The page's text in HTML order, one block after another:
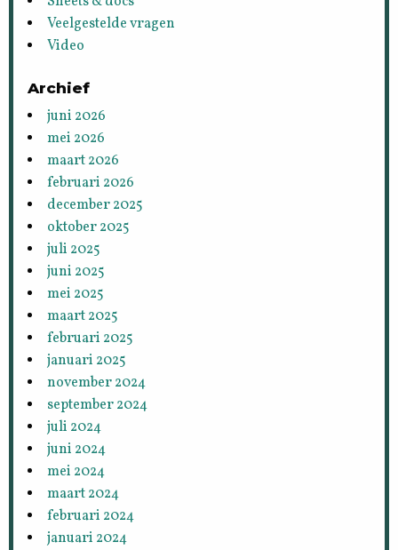
Veelgestelde vragen
Video
Archief
juni 2026
mei 2026
maart 2026
februari 2026
december 2025
oktober 2025
juli 2025
juni 2025
mei 2025
maart 2025
februari 2025
januari 2025
november 2024
september 2024
juli 2024
juni 2024
mei 2024
maart 2024
februari 2024
januari 2024